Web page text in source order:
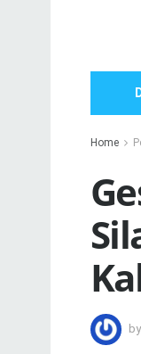
Home
by